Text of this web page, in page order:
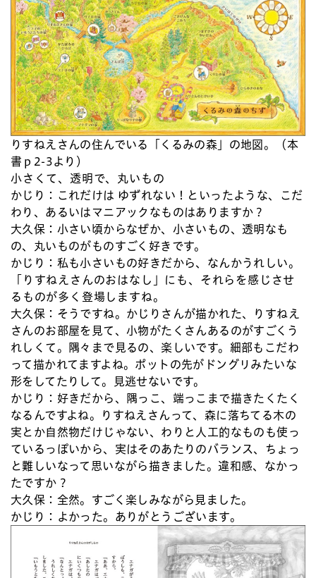
りすねえさんの住んでいる「くるみの森」の地図。（本
書ｐ2-3より）
小さくて、透明で、丸いもの
かじり：
これだけは ゆずれない！といったような、こだ
わり、あるいはマニアックなものはありますか？
大久保： 小さい頃からなぜか、小さいもの、透明なも
の、丸いものがものすごく好きです。
かじり： 私も小さいもの好きだから、なんかうれしい。
「りすねえさんのおはなし」にも、それらを感じさせ
るものが多く登場しますね。
大久保： そうですね。かじりさんが描かれた、りすねえ
さんのお部屋を見て、小物がたくさんあるのがすごくう
れしくて。隅々まで見るの、楽しいです。細部もこだわ
って描かれてますよね。ポットの先がドングリみたいな
形をしてたりして。見逃せないです。
かじり： 好きだから、隅っこ、端っこまで描きたくたく
なるんですよね。りすねえさんって、森に落ちてる木の
実とか自然物だけじゃない、わりと人工的なものも使っ
ているっぽいから、実はそのあたりのバランス、ちょっ
と難しいなって思いながら描きました。違和感、なかっ
たですか？
大久保： 全然。すごく楽しみながら見ました。
かじり：
よかった。ありがとうございます。